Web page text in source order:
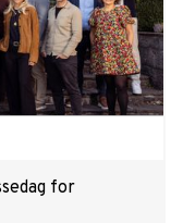
for